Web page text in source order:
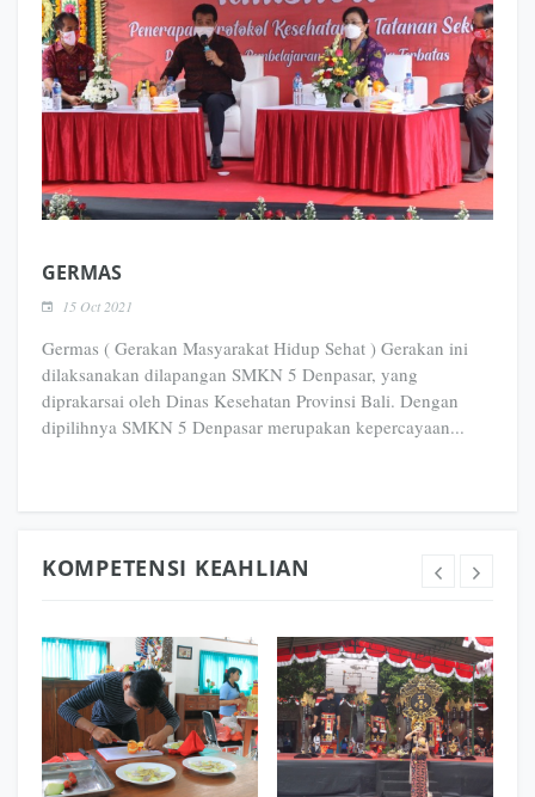
GERMAS
15 Oct 2021
Germas ( Gerakan Masyarakat Hidup Sehat ) Gerakan ini
dilaksanakan dilapangan SMKN 5 Denpasar, yang
diprakarsai oleh Dinas Kesehatan Provinsi Bali. Dengan
dipilihnya SMKN 5 Denpasar merupakan kepercayaan...
KOMPETENSI KEAHLIAN